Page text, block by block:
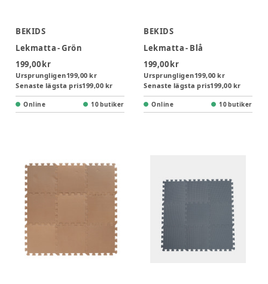
BEKIDS
Lekmatta - Grön
199,00 kr
Ursprungligen199,00 kr
Senaste lägsta pris199,00 kr
Online 10 butiker
BEKIDS
Lekmatta - Blå
199,00 kr
Ursprungligen199,00 kr
Senaste lägsta pris199,00 kr
Online 10 butiker